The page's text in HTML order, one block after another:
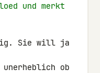
und merkt
Sie will ja
unerheblich ob